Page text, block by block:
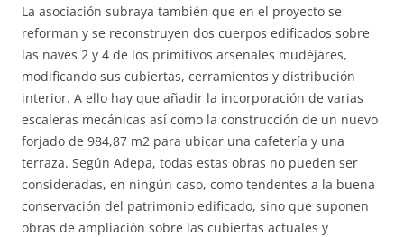
La asociación subraya también que en el proyecto se
reforman y se reconstruyen dos cuerpos edificados sobre
las naves 2 y 4 de los primitivos arsenales mudéjares,
modificando sus cubiertas, cerramientos y distribución
interior. A ello hay que añadir la incorporación de varias
escaleras mecánicas así como la construcción de un nuevo
forjado de 984,87 m2 para ubicar una cafetería y una
terraza. Según Adepa, todas estas obras no pueden ser
consideradas, en ningún caso, como tendentes a la buena
conservación del patrimonio edificado, sino que suponen
obras de ampliación sobre las cubiertas actuales y